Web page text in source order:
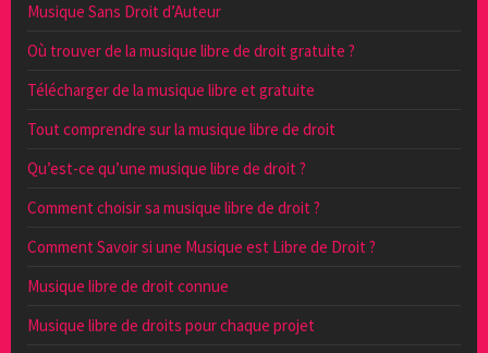
Musique Sans Droit d’Auteur
Où trouver de la musique libre de droit gratuite ?
Télécharger de la musique libre et gratuite
Tout comprendre sur la musique libre de droit
Qu’est-ce qu’une musique libre de droit ?
Comment choisir sa musique libre de droit ?
Comment Savoir si une Musique est Libre de Droit ?
Musique libre de droit connue
Musique libre de droits pour chaque projet